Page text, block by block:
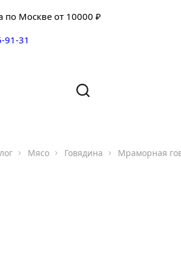
по Москве от 10000 ₽
91-31
Мясо Говядина Мраморная
Ваш вопрос